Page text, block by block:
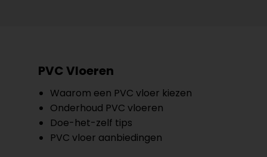
PVC Vloeren
Waarom een PVC vloer kiezen
Onderhoud PVC vloeren
Doe-het-zelf tips
PVC vloer aanbiedingen